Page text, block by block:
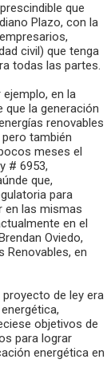
que
Plazo, con la
civil) que tenga
todas las partes.
en la
que la generación
renovables
también
meses el
# 6953,
que,
para
en las mismas
en el
Oviedo,
Renovables, en
de ley era
objetivos de
para lograr
energética en